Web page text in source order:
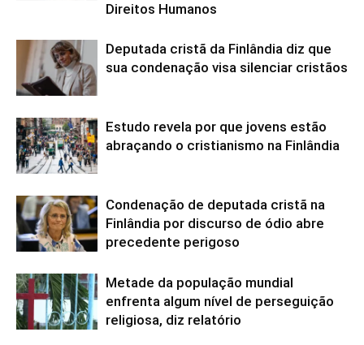
Direitos Humanos
Deputada cristã da Finlândia diz que
sua condenação visa silenciar cristãos
Estudo revela por que jovens estão
abraçando o cristianismo na Finlândia
Condenação de deputada cristã na
Finlândia por discurso de ódio abre
precedente perigoso
Metade da população mundial
enfrenta algum nível de perseguição
religiosa, diz relatório